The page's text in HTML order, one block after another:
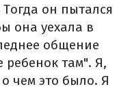
он пытался
она уехала в
общение
ребенок там". Я,
чем это было. Я